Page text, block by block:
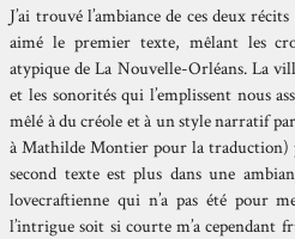
J’ai trouvé l’ambiance de ces deux
aimé le premier texte, mêlant les
atypique de La Nouvelle-Orléans. La
et les sonorités qui l’emplissent nous
mêlé à du créole et à un style narratif
à Mathilde Montier pour la traduction)
second texte est plus dans une
lovecraftienne qui n’a pas été pour
l’intrigue soit si courte m’a cependant